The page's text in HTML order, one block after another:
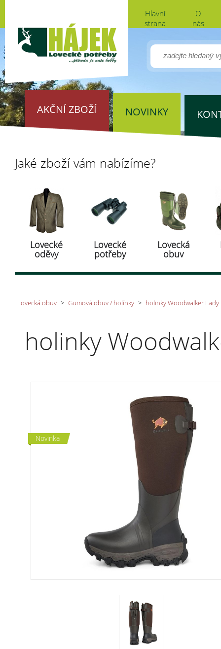
Hlavní
strana
O
nás
AKČNÍ ZBOŽÍ NOVINKY
Jaké zboží vám nabízíme?
Lovecké
oděvy
Lovecké
potřeby
Lovecká
obuv
Lovecká obuv > Gumová obuv / holínky > holinky Woodwalker Lady
holinky
Novinka